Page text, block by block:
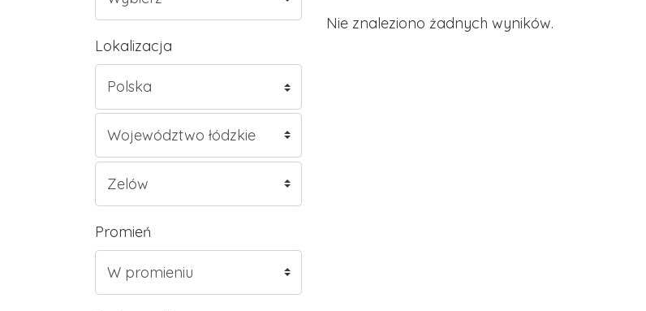
Lokalizacja
Promień
Nie znaleziono żadnych wyników.